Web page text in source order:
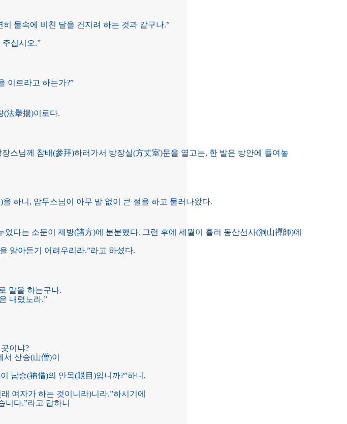
물속에 비친 달을 건지려 하는 것과 같구나.”
십시오.”
이르라고 하는가?”
(法擧揚)이로다.
스님께 참배(參拜)하러가서 방장실(方丈室)문을 열고는, 한 발은 방안에 들여놓
하니, 암두스님이 아무 말 없이 큰 절을 하고 물러나왔다.
다는 소문이 제방(諸方)에 분분했다. 그런 후에 세월이 흘러 동산선사(洞山禪師)에
알아듣기 어려우리라.”라고 하셨다.
말을 하는구나.
내렸노라.”
이냐?
산승(山僧)이
납승(衲僧)의 안목(眼目)입니까?”하니,
여자가 하는 것이니라)니라.”하시기에
니다.”라고 답하니